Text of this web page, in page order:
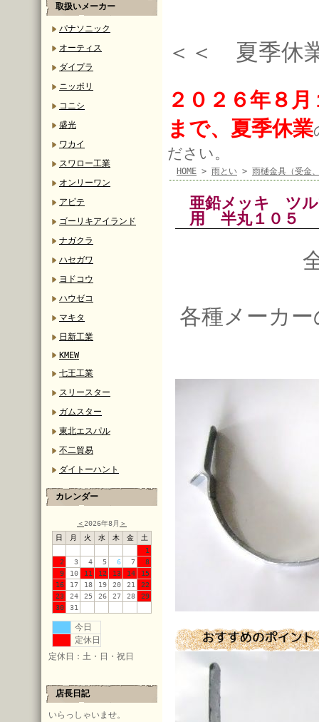
取扱いメーカー
パナソニック
オーティス
ダイプラ
ニッポリ
コニシ
盛光
ワカイ
スワロー工業
オンリーワン
アビテ
ゴーリキアイランド
ナガクラ
ハセガワ
ヨドコウ
ハウゼコ
マキタ
日新工業
KMEW
七王工業
スリースター
ガムスター
東北エスパル
不二貿易
ダイトーハント
カレンダー
＜2026年8月 ＞
日
月 火 水 木 金
土
1
2
3 4 5 6 7
8
9
10 11 12 13 14
15
16
17 18 19 20 21
22
23
24 25 26 27 28
29
30
31
今日
定休日
定休日：土・日・祝日
店長日記
いらっしゃいませ。
＜＜ 夏季
２０２６年８
まで、夏季休業
ださい。
HOME > 雨とい > 雨樋金具（受金
亜鉛メッキ ツ
用 半丸１０
各種メーカ